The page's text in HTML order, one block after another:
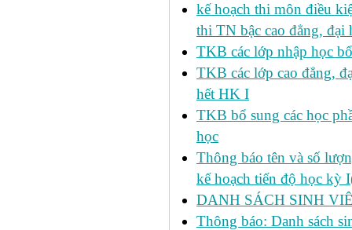
kế hoạch thi môn điều
thi TN bậc cao đẳng, đại
TKB các lớp nhập học
TKB các lớp cao đẳng,
hết HK I
TKB bổ sung các học
học
Thông báo tên và số
kế hoạch tiến độ học kỳ
DANH SÁCH SINH
Thông báo: Danh sách